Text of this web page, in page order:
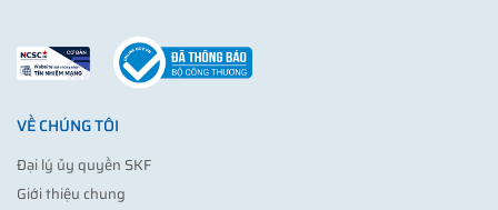
VỀ CHÚNG TÔI
Đại lý ủy quyền SKF
Giới thiệu chung